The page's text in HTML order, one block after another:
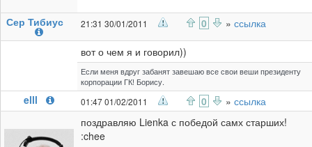
Сер Тибиус 21:31 30/01/2011 0 » ссылка
вот о чем я и говорил))
Если меня вдруг забанят завешаю все свои веши президенту
корпорации ГК! Борису.
elll 01:47 01/02/2011 0 » ссылка
поздравляю Lienka с победой самх старших!
:chee